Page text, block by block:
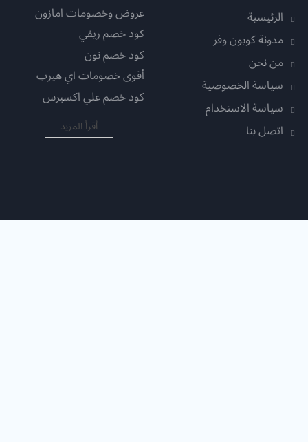
الرئيسية
مدونة كوبون وفر
من نحن
سياسة الخصوصية
سياسة الاستخدام
اتصل بنا
عروض وخصومات امازون
كود خصم ريفي
كود خصم نون
أقوى خصومات اي هيرب
كود خصم علي اكسبرس
أقرأ المزيد